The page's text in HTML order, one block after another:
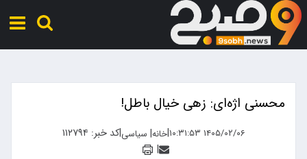
محسنی‌ اژه‌ای: زهی خیال باطل!
۱۴۰۵/۰۲/۰۶ ۱۰:۳۱:۵۳ |خانه| سیاسی|کد خبر: ۱۱۲۷۹۴
|